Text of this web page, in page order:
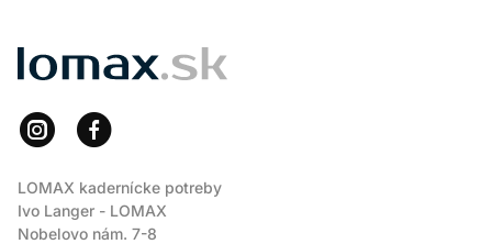
LOMAX
LOMAX kadernícke potreby
Ivo Langer - LOMAX
Nobelovo nám. 7-8